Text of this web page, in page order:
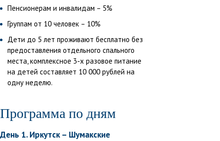
Пенсионерам и инвалидам – 5%
Группам от 10 человек – 10%
Дети до 5 лет проживают бесплатно без
предоставления отдельного спального
места, комплексное 3-х разовое питание
на детей составляет 10 000 рублей на
одну неделю.
Программа по дням
День 1. Иркутск – Шумакские